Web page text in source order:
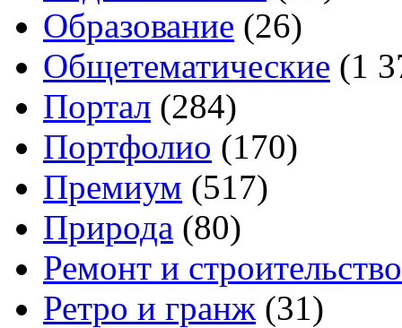
Образование (26)
Общетематические (1
Портал (284)
Портфолио (170)
Премиум (517)
Природа (80)
Ремонт и строительство
Ретро и гранж (31)